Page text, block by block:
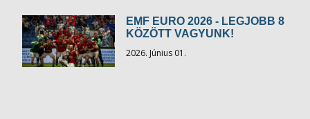
EMF EURO 2026 - LEGJOBB 8
KÖZÖTT VAGYUNK!
2026. Június 01.